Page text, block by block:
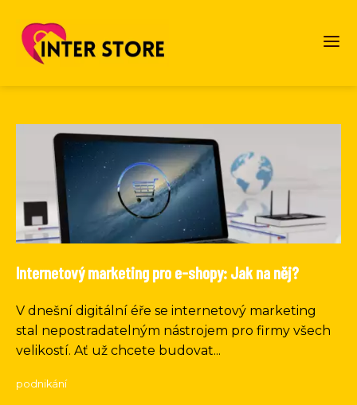
Internetový marketing pro e-shopy: Jak na něj?
V dnešní digitální éře se internetový marketing
stal nepostradatelným nástrojem pro firmy všech
velikostí. Ať už chcete budovat...
podnikání